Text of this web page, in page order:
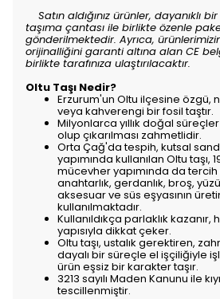
Satın aldığınız ürünler, dayanıklı
taşıma çantası ile birlikte özenle
gönderilmektedir. Ayrıca,
orijinalliğini garanti altına alan CE
birlikte tarafınıza ulaştırılacaktır.
Oltu Taşı Nedir?
Erzurum'un Oltu ilçesine özgü,
veya kahverengi bir fosil taştır.
Milyonlarca yıllık doğal
olup çıkarılması zahmetlidir.
Orta Çağ'da tespih, kutsal
yapımında kullanılan Oltu taşı,
mücevher yapımında da
anahtarlık, gerdanlık, broş,
aksesuar ve süs eşyasının
kullanılmaktadır.
Kullanıldıkça parlaklık kazanır,
yapısıyla dikkat çeker.
Oltu taşı, ustalık gerektiren,
dayalı bir süreçle el işçiliğiyle
ürün eşsiz bir karakter taşır.
3213 sayılı Maden Kanunu ile
tescillenmiştir.